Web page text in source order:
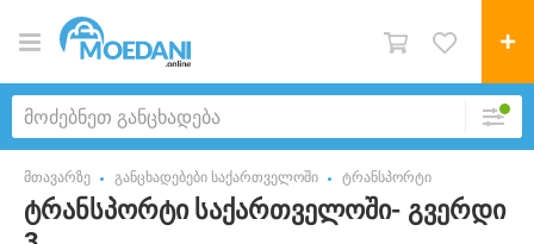
მთავარზე განცხადებები საქართველოში ტრანსპორტი
ტრანსპორტი საქართველოში- გვერდი